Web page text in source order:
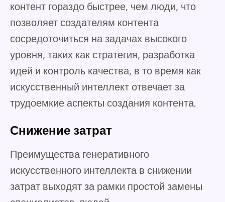
контент гораздо быстрее, чем люди, что
позволяет создателям контента
сосредоточиться на задачах высокого
уровня, таких как стратегия, разработка
идей и контроль качества, в то время как
искусственный интеллект отвечает за
трудоемкие аспекты создания контента.
Снижение затрат
Преимущества генеративного
искусственного интеллекта в снижении
затрат выходят за рамки простой замены